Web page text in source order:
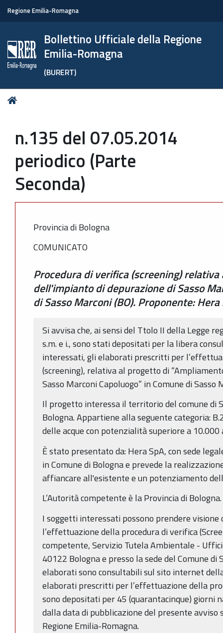
Regione Emilia-Romagna
Bollettino Ufficiale della Regione
Emilia-Romagna
(BURERT)
Tu
n.135 del 07.05.2014
periodico (Parte
Seconda)
Provincia di Bologna
COMUNICATO
Procedura di verifica (screening)
dell'impianto di depurazione di Sasso
di Sasso Marconi (BO). Proponente: Hera
Si avvisa che, ai sensi del Ttolo II della Legge
s.m. e i., sono stati depositati per la libera
interessati, gli elaborati prescritti per
(screening), relativa al progetto di
Sasso Marconi Capoluogo” in Comune di Sasso
Il progetto interessa il territorio del comune di
Bologna. Appartiene alla seguente categoria:
delle acque con potenzialità superiore a
È stato presentato da: Hera SpA, con sede
in Comune di Bologna e prevede la
affiancare all'esistente e un potenziamento
L’Autorità competente è la Provincia di Bologna.
I soggetti interessati possono prendere
l’effettuazione della procedura di verifica
competente, Servizio Tutela Ambientale -
40122 Bologna e presso la sede del Comune
elaborati sono consultabili sul sito internet
elaborati prescritti per l’effettuazione della
sono depositati per 45 (quarantacinque) giorni
dalla data di pubblicazione del presente
Regione Emilia-Romagna.